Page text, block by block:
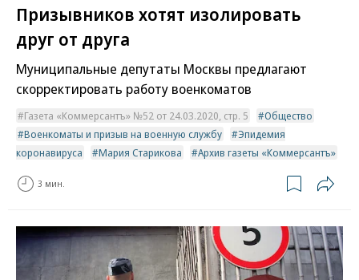
Призывников хотят изолировать
друг от друга
Муниципальные депутаты Москвы предлагают
скорректировать работу военкоматов
Газета «Коммерсантъ» №52 от 24.03.2020, стр. 5
Общество
Военкоматы и призыв на военную службу
Эпидемия
коронавируса
Мария Старикова Архив газеты «Коммерсантъ»
3 мин.